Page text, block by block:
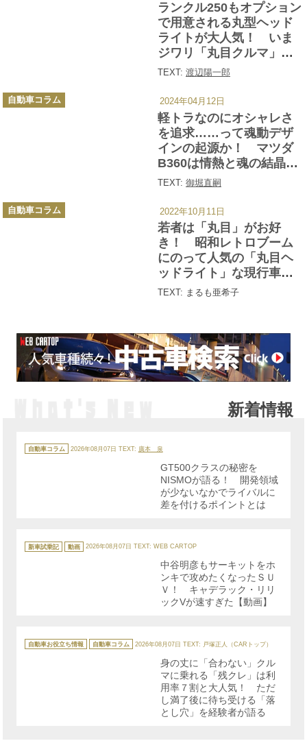
ランクル250もオプション
で用意される丸型ヘッド
ライトが大人気！ いま
ジワリ「丸目クルマ」が
きてる!!
TEXT: 渡辺陽一郎
軽トラなのにオシャレさ
を追求……って魂動デザ
インの起源か！ マツダ
B360は情熱と魂の結晶だ
った
TEXT: 御堀直嗣
カ
テ
自動車コラム 2024年04月12日
若者は「丸目」がお好
き！ 昭和レトロブーム
にのって人気の「丸目ヘ
ッドライト」な現行車５
選
TEXT: まるも亜希子
カ
テ
自動車コラム 2022年10月11日
新着情報
テ
ゴ
自動車コラム 2026年08月07日 TEXT: 廣本 泉
GT500クラスの秘密を
NISMOが語る！ 開発領域
が少ないなかでライバルに
差を付けるポイントとは
テ
ゴ
新車試乗記 動画 2026年08月07日 TEXT: WEB CARTOP
中谷明彦もサーキットをホ
ンキで攻めたくなったＳＵ
Ｖ！ キャデラック・リリ
ックVが速すぎた【動画】
テ
ゴ
自動車お役立ち情報 自動車コラム 2026年08月07日 TEXT: 戸塚正人（CARトップ）
身の丈に「合わない」クル
マに乗れる「残クレ」は利
用率７割と大人気！ ただ
し満了後に待ち受ける「落
とし穴」を経験者が語る